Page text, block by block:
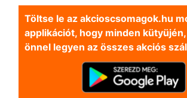
Töltse le az akcioscsomagok.hu
applikációt, hogy minden
önnel legyen az összes akciós